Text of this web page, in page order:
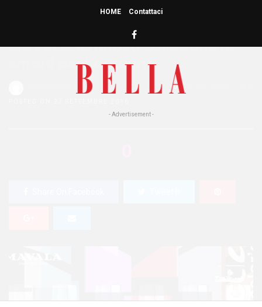
HOME Contattaci
- Advertisement -
MAVALA: la nuova collezione di
smalti per l’autunno
0